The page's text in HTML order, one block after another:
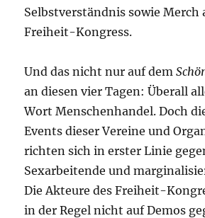
Selbstverständnis sowie Merch
Freiheit-Kongress.
Und das nicht nur auf dem
an diesen vier Tagen: Überall
Wort Menschenhandel. Doch
Events dieser Vereine und
richten sich in erster Linie
Sexarbeitende und
Die Akteure des Freiheit-
in der Regel nicht auf Demos